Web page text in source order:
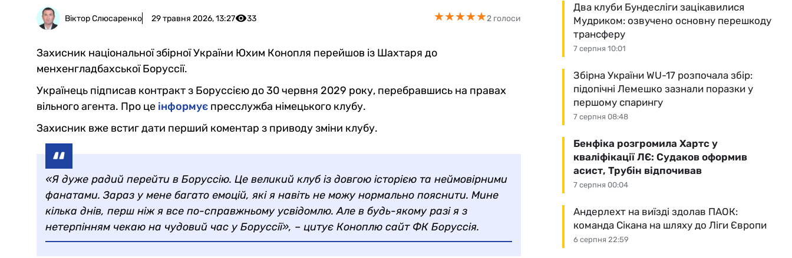
Віктор Слюсаренко 29 травня 2026, 13:27 33 ★★★★★
★★★★★2 голоси
Захисник національної збірної України Юхим Конопля перейшов із Шахтаря до
менхенгладбахської Боруссії.
Українець підписав контракт з Боруссією до 30 червня 2029 року, перебравшись на правах
вільного агента. Про це інформує пресслужба німецького клубу.
Захисник вже встиг дати перший коментар з приводу зміни клубу.
«Я дуже радий перейти в Боруссію. Це великий клуб із довгою історією та неймовірними
фанатами. Зараз у мене багато емоцій, які я навіть не можу нормально пояснити. Мине
кілька днів, перш ніж я все по-справжньому усвідомлю. Але в будь-якому разі я з
нетерпінням чекаю на чудовий час у Боруссії», – цитує Коноплю сайт ФК Боруссія.
7 серпня 10:01
Два клуби Бундесліги зацікавилися
Мудриком: озвучено основну перешкоду
трансферу
7 серпня 08:48
Збірна України WU-17 розпочала збір:
підопічні Лемешко зазнали поразки у
першому спарингу
7 серпня 00:04
Бенфіка розгромила Хартс у
кваліфікації ЛЄ: Судаков оформив
асист, Трубін відпочивав
6 серпня 22:59
Андерлехт на виїзді здолав ПАОК:
команда Сікана на шляху до Ліги Європи